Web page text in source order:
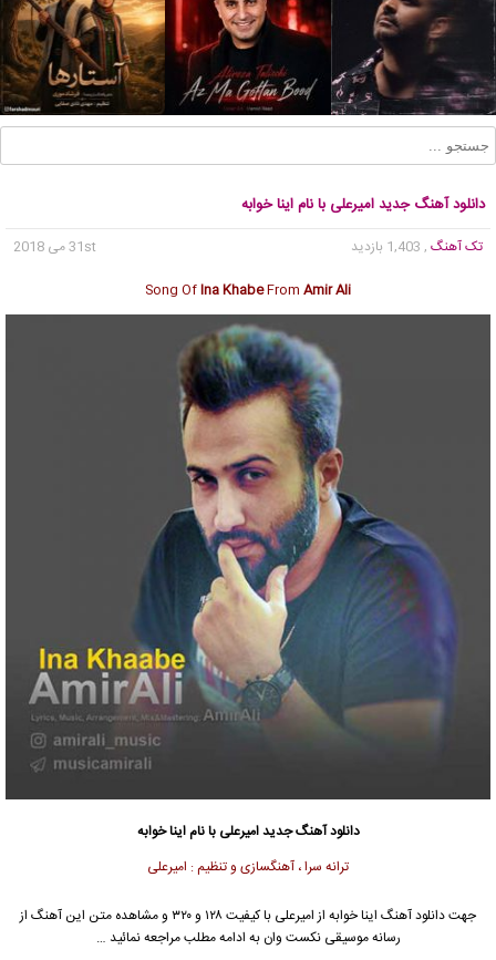
دانلود آهنگ جدید امیرعلی با نام اینا خوابه
تک آهنگ , 1,403 بازدید
31st می 2018
Song OfIna KhabeFrom Amir Ali
دانلود آهنگ جدیدامیرعلی با نام اینا خوابه
ترانه سرا ، آهنگسازی و تنظیم : امیرعلی
جهت دانلود آهنگ اینا خوابه از امیرعلی
با کیفیت ۱۲۸ و ۳۲۰ و مشاهده متن این آهنگ از
رسانه موسیقی نکست وان به ادامه مطلب مراجعه نمائید …